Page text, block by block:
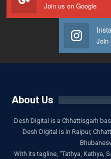
Join us on Google
Join
About Us
Desh Digital is a Chhattisgarh
Desh Digital is in Raipur,
With its tagline, “Tathya, Kathya,